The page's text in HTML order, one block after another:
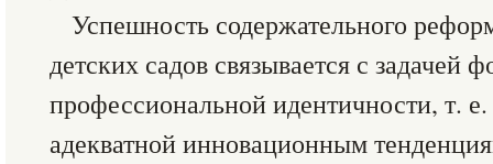
Успешность содержательного
детских садов связывается с задачей
профессиональной идентичности, т. е.
адекватной инновационным